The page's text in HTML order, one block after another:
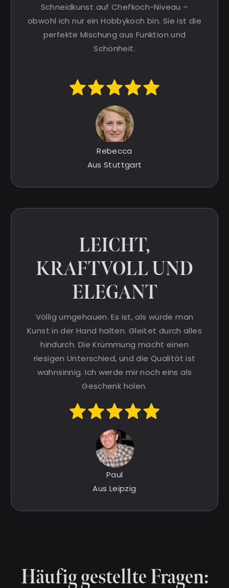
Schneidkunst auf Chefkoch-Niveau –
obwohl ich nur ein Hobbykoch bin. Sie ist die
perfekte Mischung aus Funktion und
Schönheit.
Rebecca
Aus Stuttgart
LEICHT,
KRAFTVOLL UND
ELEGANT
Völlig umgehauen. Es ist, als würde man
Kunst in der Hand halten. Gleitet durch alles
hindurch. Die Krümmung macht einen
riesigen Unterschied, und die Qualität ist
wahnsinnig. Ich werde mir noch eins als
Geschenk holen.
Paul
Aus Leipzig
Häufig gestellte Fragen: